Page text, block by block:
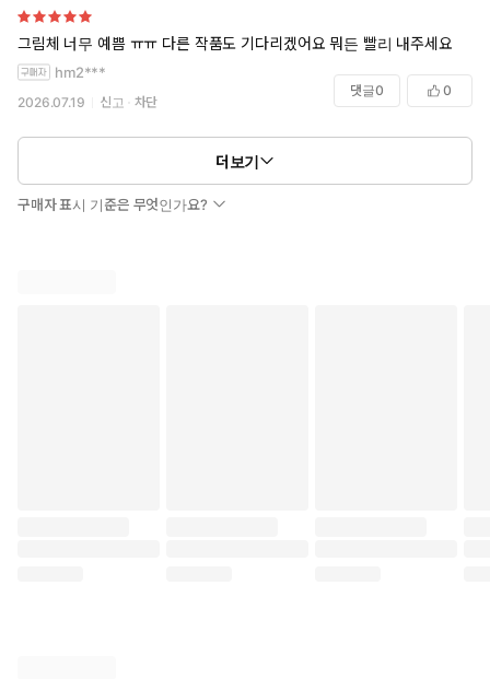
그림체 너무 예쁨 ㅠㅠ 다른 작품도 기다리겠어요 뭐든 빨리 내주세요
hm2***
2026.07.19 신고 차단
댓글0 0
더보기
구매자 표시 기준은 무엇인가요?